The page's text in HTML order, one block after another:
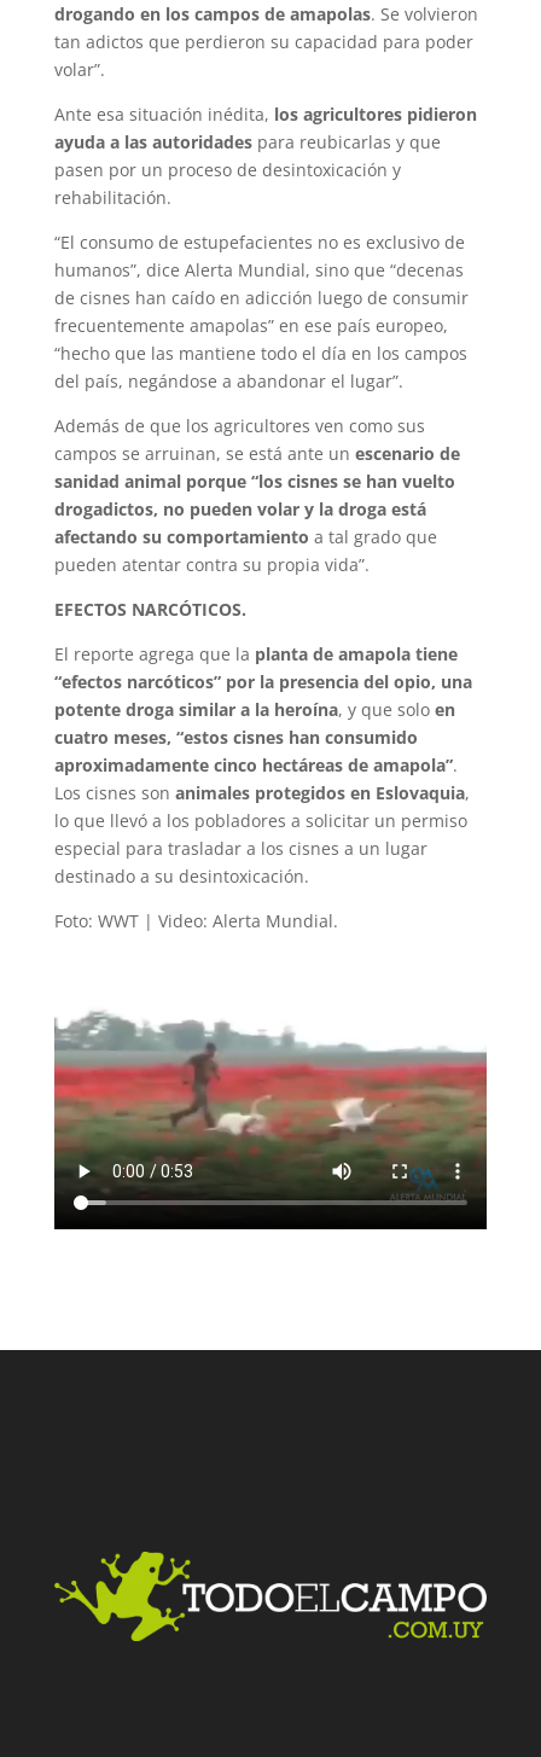
drogando en los campos de amapolas. Se volvieron
tan adictos que perdieron su capacidad para poder
volar”.
Ante esa situación inédita, los agricultores pidieron
ayuda a las autoridadespara reubicarlas y que
pasen por un proceso de desintoxicación y
rehabilitación.
“El consumo de estupefacientes no es exclusivo de
humanos”, dice Alerta Mundial, sino que “decenas
de cisnes han caído en adicción luego de consumir
frecuentemente amapolas” en ese país europeo,
“hecho que las mantiene todo el día en los campos
del país, negándose a abandonar el lugar”.
Además de que los agricultores ven como sus
campos se arruinan, se está ante un escenario de
sanidad animal porque “los cisnes se han vuelto
drogadictos, no pueden volar y la droga está
afectando su comportamiento a tal grado que
pueden atentar contra su propia vida”.
EFECTOS NARCÓTICOS.
El reporte agrega que la planta de amapola tiene
“efectos narcóticos” por la presencia del opio, una
potente droga similar a la heroína, y que solo en
cuatro meses, “estos cisnes han consumido
aproximadamente cinco hectáreas de amapola”.
Los cisnes son animales protegidos en Eslovaquia,
lo que llevó a los pobladores a solicitar un permiso
especial para trasladar a los cisnes a un lugar
destinado a su desintoxicación.
Foto: WWT | Video: Alerta Mundial.